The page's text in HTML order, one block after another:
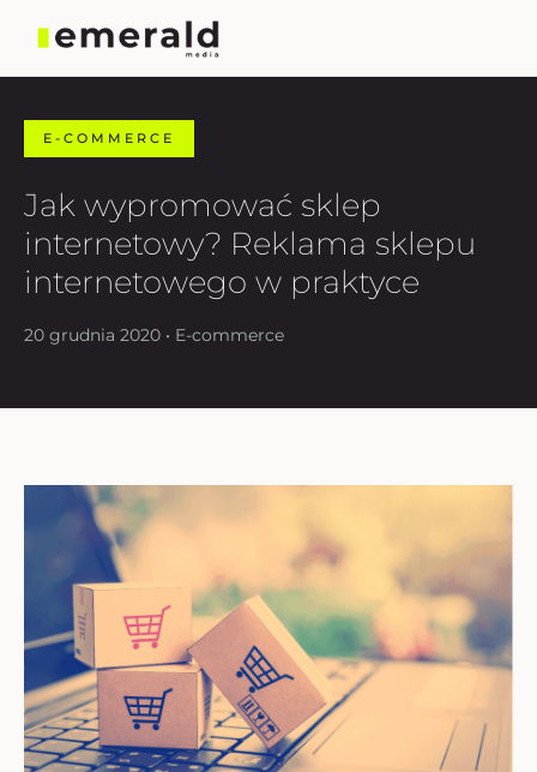
E-COMMERCE
Jak wypromować sklep
internetowy? Reklama sklepu
internetowego w praktyce
20 grudnia 2020 • E-commerce